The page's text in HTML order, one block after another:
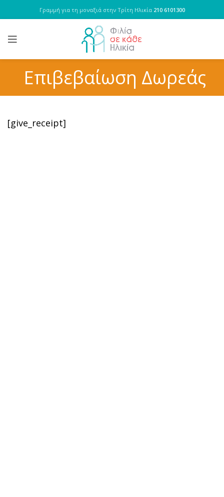
Γραμμή για τη μοναξιά στην Τρίτη Ηλικία 210 6101300
Επιβεβαίωση Δωρεάς
[give_receipt]